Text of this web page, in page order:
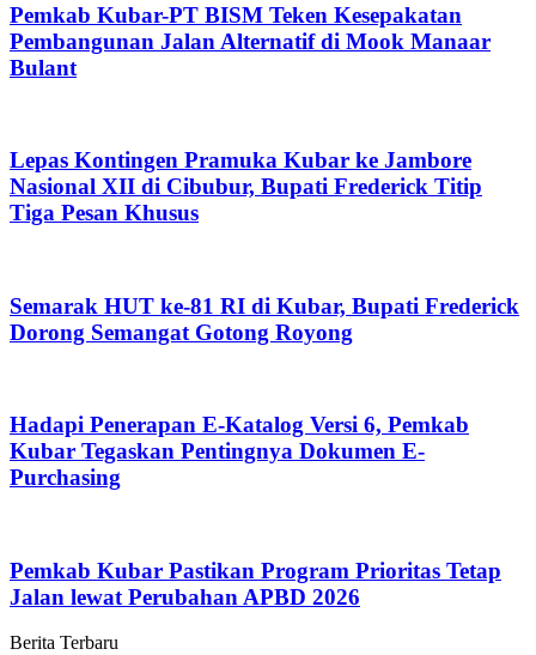
Pemkab Kubar-PT BISM Teken Kesepakatan
Pembangunan Jalan Alternatif di Mook Manaar
Bulant
Lepas Kontingen Pramuka Kubar ke Jambore
Nasional XII di Cibubur, Bupati Frederick Titip
Tiga Pesan Khusus
Semarak HUT ke-81 RI di Kubar, Bupati Frederick
Dorong Semangat Gotong Royong
Hadapi Penerapan E-Katalog Versi 6, Pemkab
Kubar Tegaskan Pentingnya Dokumen E-
Purchasing
Pemkab Kubar Pastikan Program Prioritas Tetap
Jalan lewat Perubahan APBD 2026
Berita Terbaru